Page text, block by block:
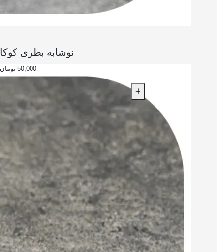
نوشابه بطری کوکا
50,000 تومان